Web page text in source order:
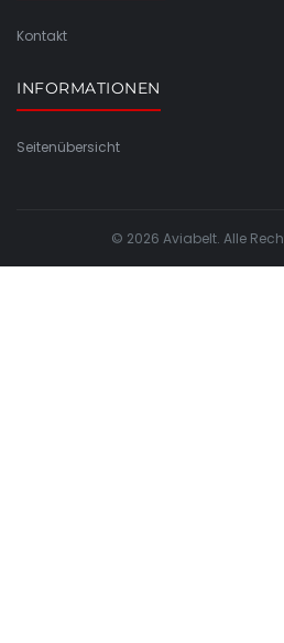
Kontakt
INFORMATIONEN
Seitenübersicht
© 2026 Aviabelt. Alle